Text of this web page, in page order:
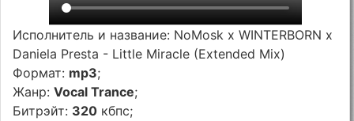
Исполнитель и название: NoMosk x WINTERBORN x
Daniela Presta - Little Miracle (Extended Mix)
Формат: mp3;
Жанр:Vocal Trance;
Битрэйт: 320 кбпс;